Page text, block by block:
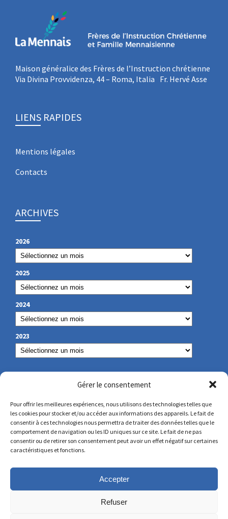
Gérer le consentement
Pour offrir les meilleures expériences, nous utilisons des technologies telles que
les cookies pour stocker et/ou accéder aux informations des appareils. Le fait de
consentir à ces technologies nous permettra de traiter des données telles que le
comportement de navigation ou les ID uniques sur ce site. Le fait de ne pas
consentir ou de retirer son consentement peut avoir un effet négatif sur certaines
caractéristiques et fonctions.
Accepter
Refuser
Maison généralice des Frères de l’Instruction chrétienne
Via Divina Provvidenza, 44 – Roma, Italia Fr. Hervé Asse
LIENS RAPIDES
Mentions légales
Contacts
ARCHIVES
2026
2025
2024
2023
NOS COORDONNÉES
secretariat@lamennais.org
protectionenfance@lamennais.org